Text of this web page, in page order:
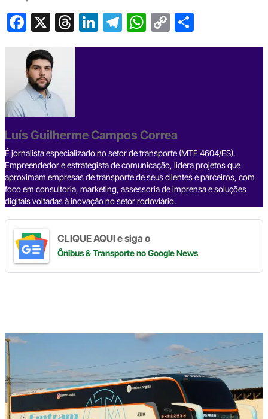
F
c
e
b
o
o
k
X T
hr
s
Li
n
T
el
W
h
p
C
o
k
S
h
Luís Guilherme Campos Correa
É jornalista especializado no setor de transporte (MTE 4604/ES).
Empreendedor e estrategista de comunicação, lidera projetos que
aproximam empresas de transporte de seus clientes e parceiros, com
foco em consultoria, marketing, assessoria de imprensa e soluções
digitais voltadas à inovação no setor rodoviário.
CLIQUE AQUI e siga o
Ônibus & Transporteno Google News
Digite
aqui
o
seu
e-
mail